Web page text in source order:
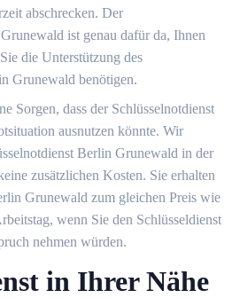
abschrecken. Der
ist genau dafür da, Ihnen
die Unterstützung des
Grunewald benötigen.
Sorgen, dass der Schlüsselnotdienst
ausnutzen könnte. Wir
Berlin Grunewald in der
zusätzlichen Kosten. Sie erhalten
Grunewald zum gleichen Preis wie
wenn Sie den Schlüsseldienst
nehmen würden.
in Ihrer Nähe